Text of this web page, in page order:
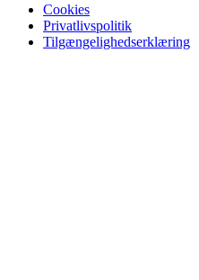
Cookies
Privatlivspolitik
Tilgængelighedserklæring